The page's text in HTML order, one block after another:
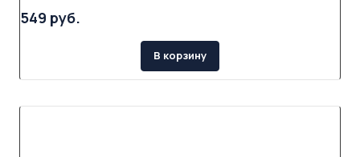
549 руб.
В корзину